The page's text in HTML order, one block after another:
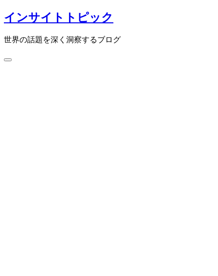
コ
ン
テ
ン
インサイトトピック
世界の話題を深く洞察するブログ
検